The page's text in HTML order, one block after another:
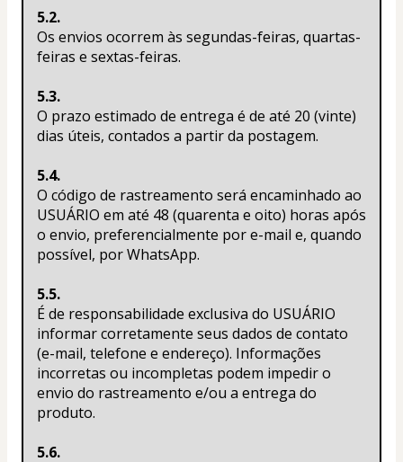
5.2.
Os envios ocorrem às segundas-feiras, quartas-
feiras e sextas-feiras.
5.3.
O prazo estimado de entrega é de até 20 (vinte)
dias úteis, contados a partir da postagem.
5.4.
O código de rastreamento será encaminhado ao
USUÁRIO em até 48 (quarenta e oito) horas após
o envio, preferencialmente por e-mail e, quando
possível, por WhatsApp.
5.5.
É de responsabilidade exclusiva do USUÁRIO
informar corretamente seus dados de contato
(e-mail, telefone e endereço). Informações
incorretas ou incompletas podem impedir o
envio do rastreamento e/ou a entrega do
produto.
5.6.